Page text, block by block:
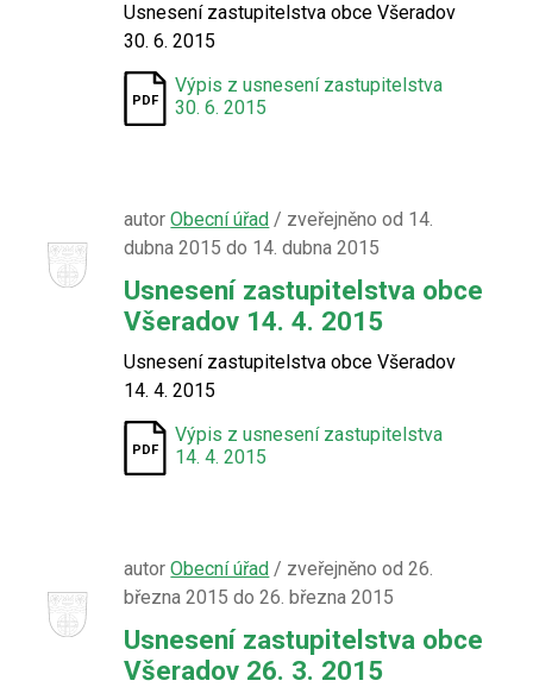
Usnesení zastupitelstva obce Všeradov
30. 6. 2015
Výpis z usnesení zastupitelstva
30. 6. 2015
autorObecní úřad / zveřejněno od 14.
dubna 2015 do 14. dubna 2015
Usnesení zastupitelstva obce
Všeradov 14. 4. 2015
Usnesení zastupitelstva obce Všeradov
14. 4. 2015
Výpis z usnesení zastupitelstva
14. 4. 2015
autorObecní úřad / zveřejněno od 26.
března 2015 do 26. března 2015
Usnesení zastupitelstva obce
Všeradov 26. 3. 2015